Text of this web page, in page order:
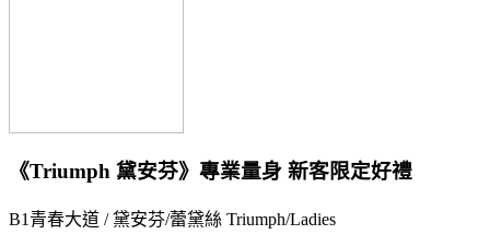
《Triumph 黛安芬》專業量身 新客限定好禮
B1青春大道 / 黛安芬/蕾黛絲 Triumph/Ladies